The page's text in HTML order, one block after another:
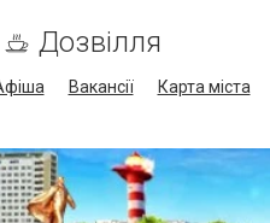
Дозвілля
Вакансії Карта міста